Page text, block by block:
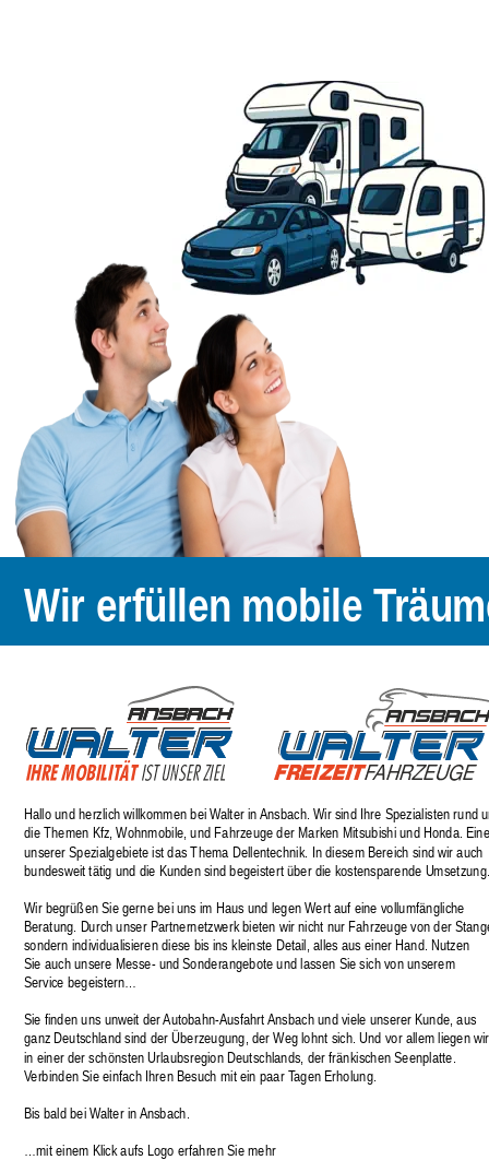
Wir erfüllen mobile
Hallo und herzlich willkommen bei Walter in Ansbach. Wir sind Ihre Spezialisten rund
die Themen Kfz, Wohnmobile, und Fahrzeuge der Marken Mitsubishi und Honda.
unserer Spezialgebiete ist das Thema Dellentechnik. In diesem Bereich sind wir auch
bundesweit tätig und die Kunden sind begeistert über die kostensparende Umsetzung.
Wir begrüßen Sie gerne bei uns im Haus und legen Wert auf eine vollumfängliche
Beratung. Durch unser Partnernetzwerk bieten wir nicht nur Fahrzeuge von der
sondern individualisieren diese bis ins kleinste Detail, alles aus einer Hand. Nutzen
Sie auch unsere Messe- und Sonderangebote und lassen Sie sich von unserem
Service begeistern…
Sie finden uns unweit der Autobahn-Ausfahrt Ansbach und viele unserer Kunde, aus
ganz Deutschland sind der Überzeugung, der Weg lohnt sich. Und vor allem liegen
in einer der schönsten Urlaubsregion Deutschlands, der fränkischen Seenplatte.
Verbinden Sie einfach Ihren Besuch mit ein paar Tagen Erholung.
Bis bald bei Walter in Ansbach.
…mit einem Klick aufs Logo erfahren Sie mehr